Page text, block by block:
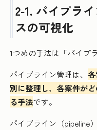
2-1. パイプラ
スの可視化
1つめの手法は「パイプ
パイプライン管理は、
別に整理し、各案件が
る手法です。
パイプライン（pipeline